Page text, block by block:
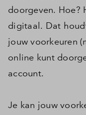
doorgeven. Hoe?
digitaal. Dat
jouw voorkeuren
online kunt
account.
Je kan jouw